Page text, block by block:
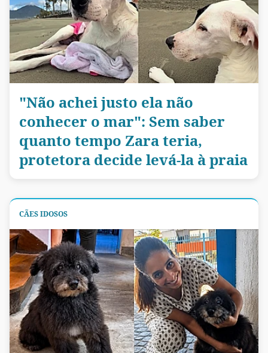
"Não achei justo ela não
conhecer o mar": Sem saber
quanto tempo Zara teria,
protetora decide levá-la à praia
CÃES IDOSOS